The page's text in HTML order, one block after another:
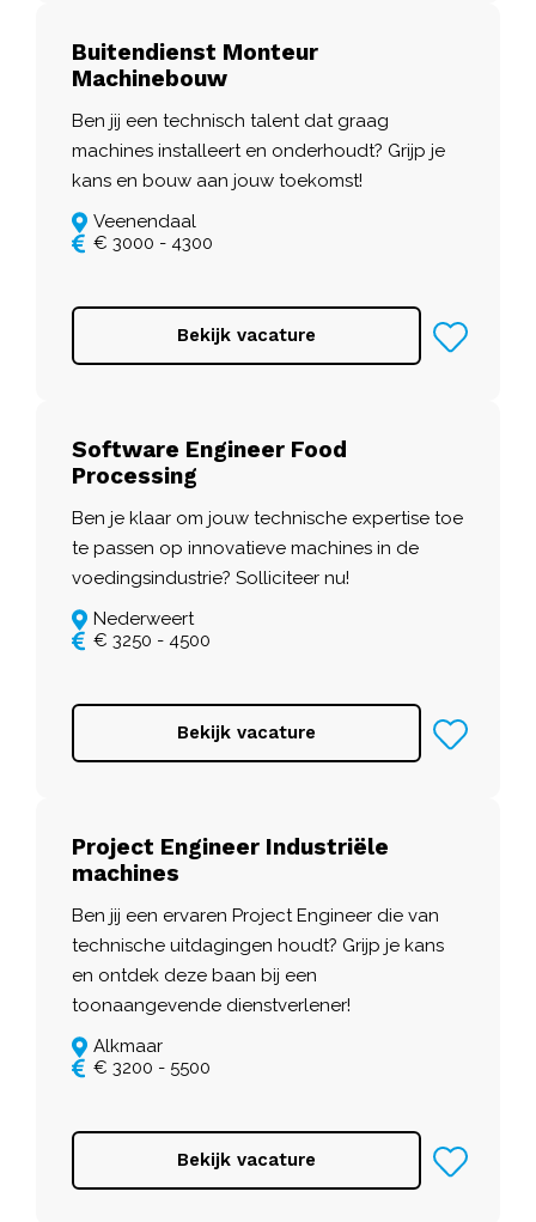
Buitendienst Monteur
Machinebouw
Ben jij een technisch talent dat graag
machines installeert en onderhoudt? Grijp je
kans en bouw aan jouw toekomst!
Veenendaal
€ 3000 - 4300
Bekijk vacature
Software Engineer Food
Processing
Ben je klaar om jouw technische expertise toe
te passen op innovatieve machines in de
voedingsindustrie? Solliciteer nu!
Nederweert
€ 3250 - 4500
Bekijk vacature
Project Engineer Industriële
machines
Ben jij een ervaren Project Engineer die van
technische uitdagingen houdt? Grijp je kans
en ontdek deze baan bij een
toonaangevende dienstverlener!
Alkmaar
€ 3200 - 5500
Bekijk vacature